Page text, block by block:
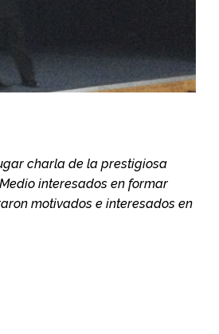
charla de la prestigiosa
interesados en formar
motivados e interesados en